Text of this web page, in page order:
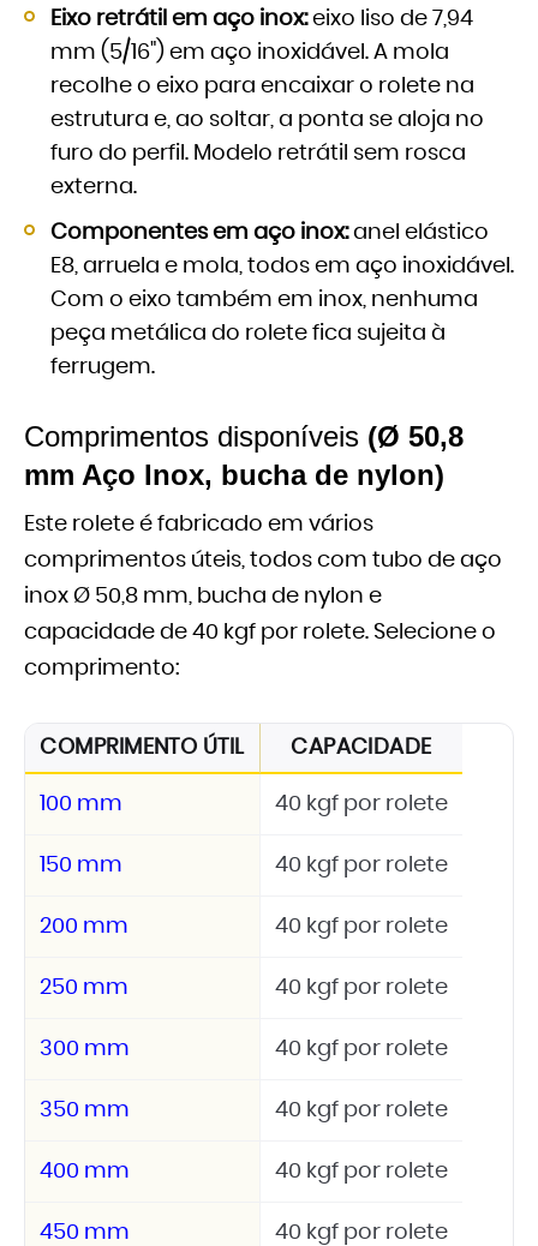
Eixo retrátil em aço inox:eixo liso de 7,94
mm (5/16") em aço inoxidável. A mola
recolhe o eixo para encaixar o rolete na
estrutura e, ao soltar, a ponta se aloja no
furo do perfil. Modelo retrátil sem rosca
externa.
Componentes em aço inox:anel elástico
E8, arruela e mola, todos em aço inoxidável.
Com o eixo também em inox, nenhuma
peça metálica do rolete fica sujeita à
ferrugem.
Comprimentos disponíveis (Ø 50,8
mm Aço Inox, bucha de nylon)
Este rolete é fabricado em vários
comprimentos úteis, todos com tubo de aço
inox Ø 50,8 mm, bucha de nylon e
capacidade de 40 kgf por rolete. Selecione o
comprimento:
COMPRIMENTO ÚTIL CAPACIDADE
100 mm 40 kgf por rolete
150 mm 40 kgf por rolete
200 mm 40 kgf por rolete
250 mm 40 kgf por rolete
300 mm 40 kgf por rolete
350 mm 40 kgf por rolete
400 mm 40 kgf por rolete
450 mm 40 kgf por rolete